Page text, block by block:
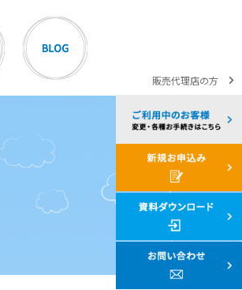
販売代理店の方